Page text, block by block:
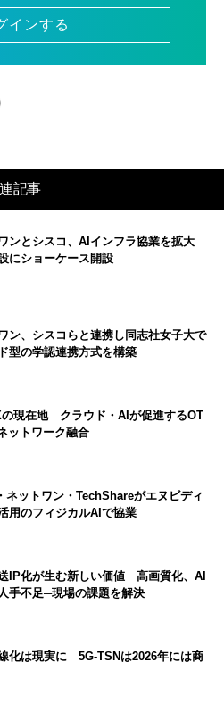
インする
記事
ンとシスコ、AIインフラ協業を拡大
にショーケース開設
ン、シスコらと連携し同志社女子大で
型の学認連携方式を構築
の現在地 クラウド・AIが促進するOT
ットワーク融合
ネットワン・TechShareがエヌビディ
用のフィジカルAIで協業
IP化が生む新しい価値 高画質化、AI
手不足─現場の課題を解決
化は現実に 5G-TSNは2026年には商